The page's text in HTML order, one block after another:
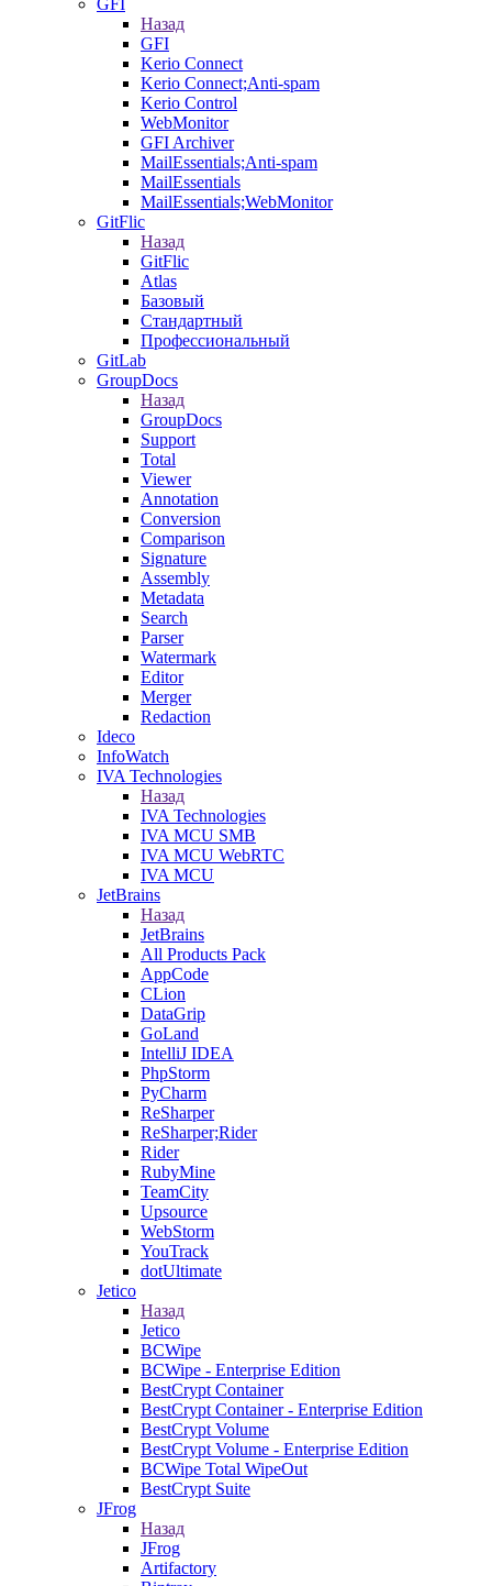
GFI
Назад
GFI
Kerio Connect
Kerio Connect;Anti-spam
Kerio Control
WebMonitor
GFI Archiver
MailEssentials;Anti-spam
MailEssentials
MailEssentials;WebMonitor
GitFlic
Назад
GitFlic
Atlas
Базовый
Стандартный
Профессиональный
GitLab
GroupDocs
Назад
GroupDocs
Support
Total
Viewer
Annotation
Conversion
Comparison
Signature
Assembly
Metadata
Search
Parser
Watermark
Editor
Merger
Redaction
Ideco
InfoWatch
IVA Technologies
Назад
IVA Technologies
IVA MCU SMB
IVA MCU WebRTC
IVA MCU
JetBrains
Назад
JetBrains
All Products Pack
AppCode
CLion
DataGrip
GoLand
IntelliJ IDEA
PhpStorm
PyCharm
ReSharper
ReSharper;Rider
Rider
RubyMine
TeamCity
Upsource
WebStorm
YouTrack
dotUltimate
Jetico
Назад
Jetico
BCWipe
BCWipe - Enterprise Edition
BestCrypt Container
BestCrypt Container - Enterprise Edition
BestCrypt Volume
BestCrypt Volume - Enterprise Edition
BCWipe Total WipeOut
BestCrypt Suite
JFrog
Назад
JFrog
Artifactory